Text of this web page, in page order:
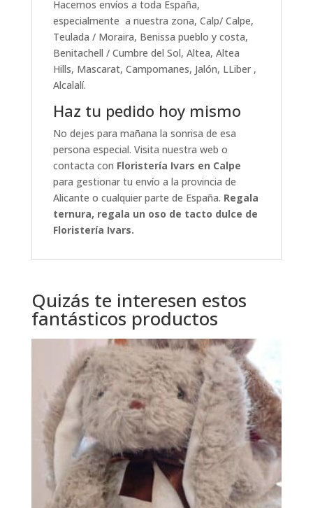
Hacemos envíos a toda España,
especialmente a nuestra zona, Calp/ Calpe,
Teulada / Moraira, Benissa pueblo y costa,
Benitachell / Cumbre del Sol, Altea, Altea
Hills, Mascarat, Campomanes, Jalón, LLiber ,
Alcalalí.
Haz tu pedido hoy mismo
No dejes para mañana la sonrisa de esa
persona especial. Visita nuestra web o
contacta con Floristería Ivars en Calpe
para gestionar tu envío a la provincia de
Alicante o cualquier parte de España. Regala
ternura, regala un oso de tacto dulce de
Floristería Ivars.
Quizás te interesen estos
fantásticos productos